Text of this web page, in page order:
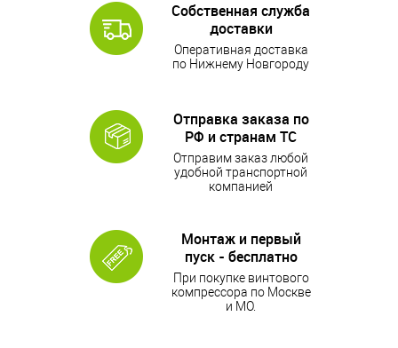
Собственная служба
доставки
Оперативная доставка
по Нижнему Новгороду
Отправка заказа по
РФ и странам ТС
Отправим заказ любой
удобной транспортной
компанией
Монтаж и первый
пуск - бесплатно
При покупке винтового
компрессора по Москве
и МО.